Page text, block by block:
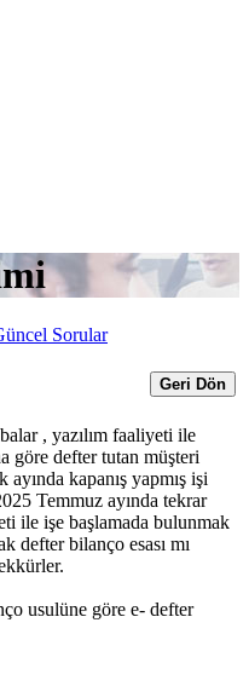
Sorular
Geri Dön
, yazılım faaliyeti ile
göre defter tutan müşteri
ayında kapanış yapmış işi
Temmuz ayında tekrar
ile işe başlamada bulunmak
defter bilanço esası mı
usulüne göre e- defter